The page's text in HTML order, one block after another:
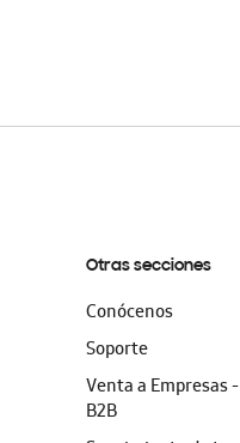
Otras secciones
Conócenos
Soporte
Venta a Empresas -
B2B